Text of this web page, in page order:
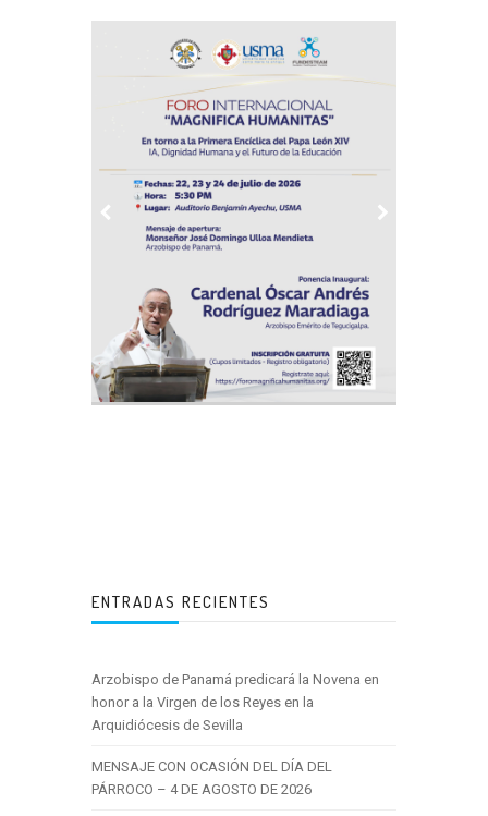
ENTRADAS RECIENTES
Arzobispo de Panamá predicará la Novena en
honor a la Virgen de los Reyes en la
Arquidiócesis de Sevilla
MENSAJE CON OCASIÓN DEL DÍA DEL
PÁRROCO – 4 DE AGOSTO DE 2026